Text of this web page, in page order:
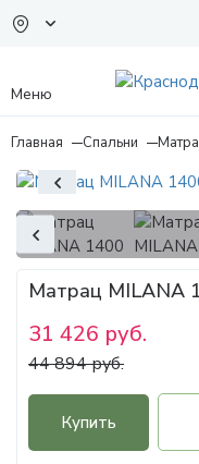
Меню
Главная Спальни
Матрац MILANA
31 426 руб.
44 894 руб.
Купить